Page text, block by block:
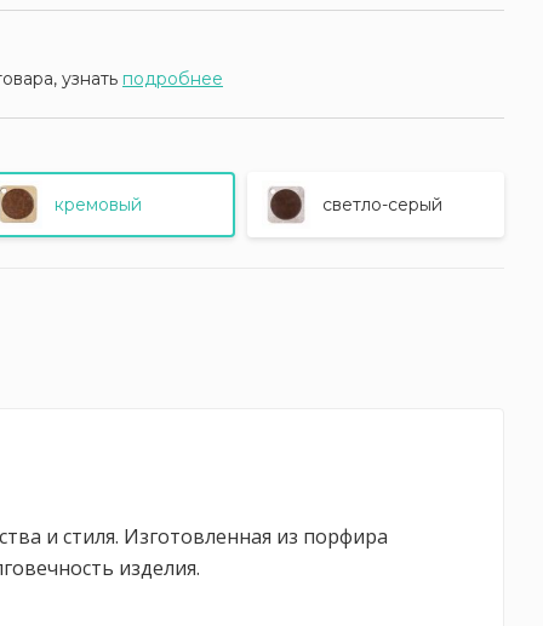
узнать подробнее
кремовый светло-серый
и стиля. Изготовленная из порфира
изделия.